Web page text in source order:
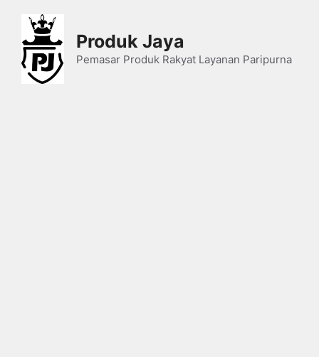
content
Produk Jaya
Pemasar Produk Rakyat Layanan Paripurna